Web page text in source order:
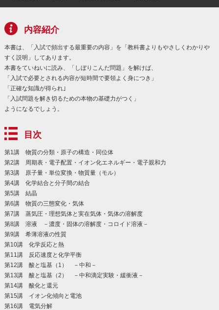
内容紹介
本書は、「入試で頻出する最重要の内容」を「教科書よりもやさしくわかりや
すく説明」してあります。
本書をていねいに読み、「しぼりこんだ問題」を解けば、
「入試で必要とされる内容が短時間で要領よく身につき」
「正確な知識が得られ｣
「入試問題を解き切るための本物の基礎力がつく」
ようになるでしょう。
目次
第1講 物質の分類・原子の構造・同位体
第2講 周期表・電子配置・イオン化エネルギー・電子親和力
第3講 原子量・単位変換・物質量（モル）
第4講 化学結合と分子間の結合
第5講 結晶
第6講 物質の三態変化・気体
第7講 蒸気圧・理想気体と実在気体・気体の溶解度
第8講 溶液 －濃度・固体の溶解度・コロイド溶液－
第9講 希薄溶液の性質
第10講 化学反応と熱
第11講 反応速度と化学平衡
第12講 酸と塩基（1） －中和－
第13講 酸と塩基（2） －中和滴定実験・緩衝液－
第14講 酸化と還元
第15講 イオン化傾向と電池
第16講 電気分解